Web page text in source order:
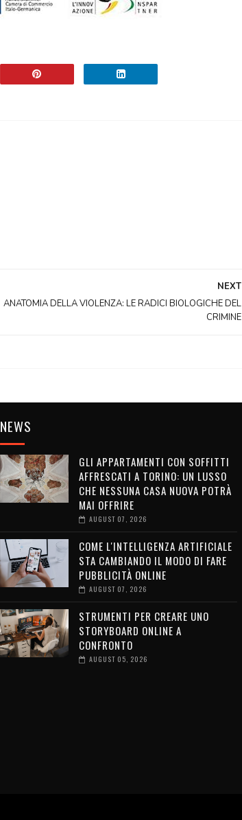
NEXT
ANATOMIA DELLA VIOLENZA: LE RADICI BIOLOGICHE DEL
CRIMINE
NEWS
GLI APPARTAMENTI CON SOFFITTI
AFFRESCATI A TORINO: UN LUSSO
CHE NESSUNA CASA NUOVA POTRÀ
MAI OFFRIRE
AUGUST 07, 2026
COME L'INTELLIGENZA ARTIFICIALE
STA CAMBIANDO IL MODO DI FARE
PUBBLICITÀ ONLINE
AUGUST 07, 2026
STRUMENTI PER CREARE UNO
STORYBOARD ONLINE A
CONFRONTO
AUGUST 05, 2026